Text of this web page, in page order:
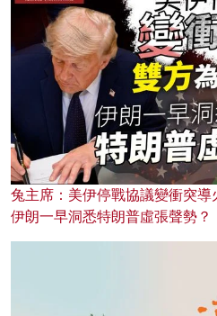
兔主席：美伊停戰協議變衝突導
伊朗一早洞悉特朗普虛張聲勢？